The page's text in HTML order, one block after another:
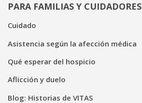
PARA FAMILIAS Y CUIDADORES
Cuidado
Asistencia según la afección médica
Qué esperar del hospicio
Aflicción y duelo
Blog: Historias de VITAS